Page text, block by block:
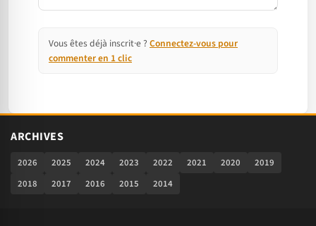
Vous êtes déjà inscrit·e ? Connectez-vous pour
commenter en 1 clic
ARCHIVES
2026 2025 2024 2023 2022 2021 2020
2019
2018
2017 2016 2015 2014